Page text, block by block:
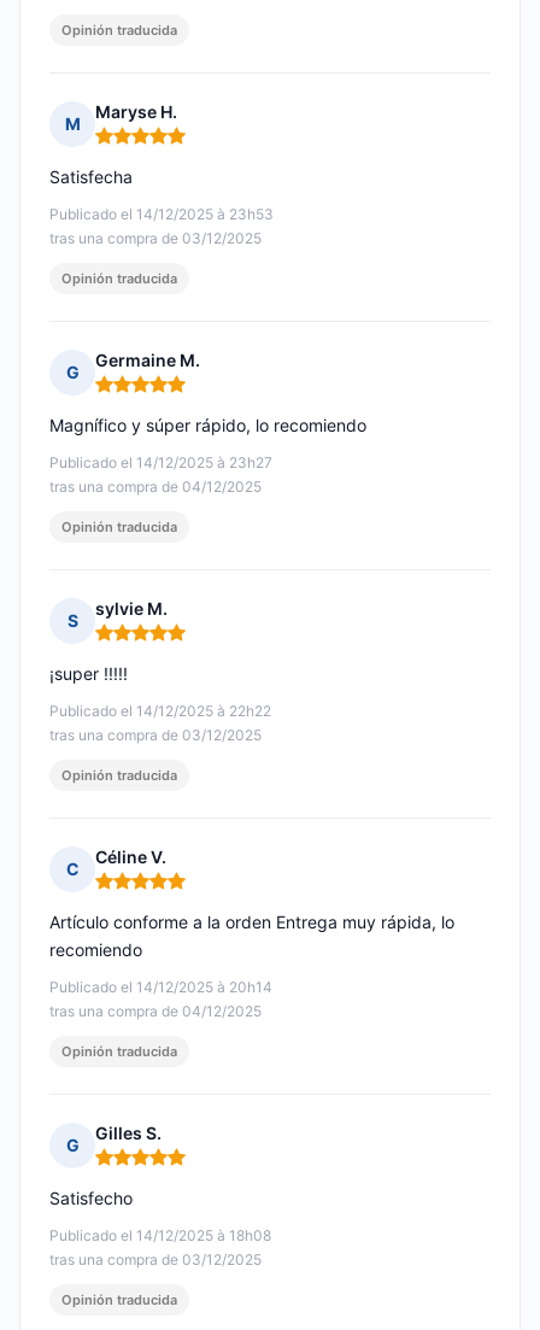
Opinión traducida
M
Maryse H.
Nota: 5 de 5
Publicado el 14/12/2025 à 23h53
tras una compra de 03/12/2025
Satisfecha
Opinión traducida
G
Germaine M.
Nota: 5 de 5
Publicado el 14/12/2025 à 23h27
tras una compra de 04/12/2025
Magnífico y súper rápido, lo recomiendo
Opinión traducida
S
sylvie M.
Nota: 5 de 5
Publicado el 14/12/2025 à 22h22
tras una compra de 03/12/2025
¡super !!!!!
Opinión traducida
C
Céline V.
Nota: 5 de 5
Publicado el 14/12/2025 à 20h14
tras una compra de 04/12/2025
Artículo conforme a la orden Entrega muy rápida, lo
recomiendo
Opinión traducida
G
Gilles S.
Nota: 5 de 5
Publicado el 14/12/2025 à 18h08
tras una compra de 03/12/2025
Satisfecho
Opinión traducida